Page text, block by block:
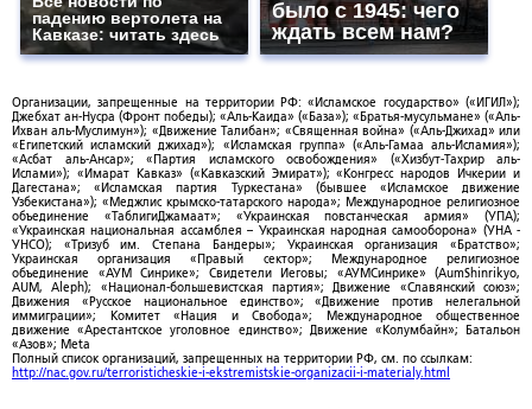
падению вертолета на
Кавказе: читать здесь
было с 1945: чего
ждать всем нам?
Организации, запрещенные на территории РФ: «Исламское государство» («ИГИЛ»);
Джебхат ан-Нусра (Фронт победы); «Аль-Каида» («База»); «Братья-мусульмане» («Аль-
Ихван аль-Муслимун»); «Движение Талибан»; «Священная война» («Аль-Джихад» или
«Египетский исламский джихад»); «Исламская группа» («Аль-Гамаа аль-Исламия»);
«Асбат аль-Ансар»; «Партия исламского освобождения» («Хизбут-Тахрир аль-
Ислами»); «Имарат Кавказ» («Кавказский Эмират»); «Конгресс народов Ичкерии и
Дагестана»; «Исламская партия Туркестана» (бывшее «Исламское движение
Узбекистана»); «Меджлис крымско-татарского народа»; Международное религиозное
объединение «ТаблигиДжамаат»; «Украинская повстанческая армия» (УПА);
«Украинская национальная ассамблея – Украинская народная самооборона» (УНА -
УНСО); «Тризуб им. Степана Бандеры»; Украинская организация «Братство»;
Украинская организация «Правый сектор»; Международное религиозное
объединение «АУМ Синрике»; Свидетели Иеговы; «АУМСинрике» (AumShinrikyo,
AUM, Aleph); «Национал-большевистская партия»; Движение «Славянский союз»;
Движения «Русское национальное единство»; «Движение против нелегальной
иммиграции»; Комитет «Нация и Свобода»; Международное общественное
движение «Арестантское уголовное единство»; Движение «Колумбайн»; Батальон
«Азов»; Meta
Полный список организаций, запрещенных на территории РФ, см. по ссылкам:
http://nac.gov.ru/terroristicheskie-i-ekstremistskie-organizacii-i-materialy.html